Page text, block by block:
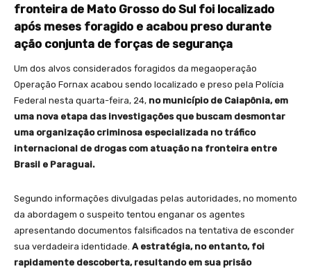
fronteira de Mato Grosso do Sul foi localizado
após meses foragido e acabou preso durante
ação conjunta de forças de segurança
Um dos alvos considerados foragidos da megaoperação
Operação Fornax acabou sendo localizado e preso pela Polícia
Federal nesta quarta-feira, 24, no município de Caiapônia, em
uma nova etapa das investigações que buscam desmontar
uma organização criminosa especializada no tráfico
internacional de drogas com atuação na fronteira entre
Brasil e Paraguai.
Segundo informações divulgadas pelas autoridades, no momento
da abordagem o suspeito tentou enganar os agentes
apresentando documentos falsificados na tentativa de esconder
sua verdadeira identidade. A estratégia, no entanto, foi
rapidamente descoberta, resultando em sua prisão